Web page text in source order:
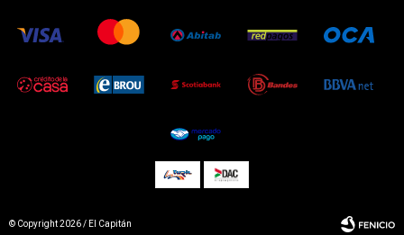
© Copyright 2026 / El Capitán